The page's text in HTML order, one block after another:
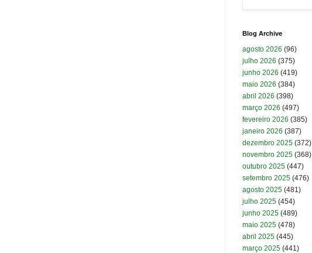
Blog Archive
agosto 2026 (96)
julho 2026 (375)
junho 2026 (419)
maio 2026 (384)
abril 2026 (398)
março 2026 (497)
fevereiro 2026 (385)
janeiro 2026 (387)
dezembro 2025 (372)
novembro 2025 (368)
outubro 2025 (447)
setembro 2025 (476)
agosto 2025 (481)
julho 2025 (454)
junho 2025 (489)
maio 2025 (478)
abril 2025 (445)
março 2025 (441)